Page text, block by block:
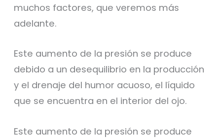
muchos factores, que veremos más
adelante.
Este aumento de la presión se produce
debido a un desequilibrio en la producción
y el drenaje del humor acuoso, el líquido
que se encuentra en el interior del ojo.
Este aumento de la presión se produce